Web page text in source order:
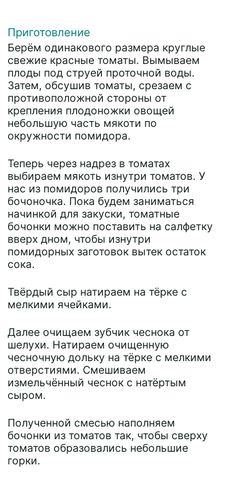
Приготовление
Берём одинакового размера круглые
свежие красные томаты. Вымываем
плоды под струей проточной воды.
Затем, обсушив томаты, срезаем с
противоположной стороны от
крепления плодоножки овощей
небольшую часть мякоти по
окружности помидора.
Теперь через надрез в томатах
выбираем мякоть изнутри томатов. У
нас из помидоров получились три
бочоночка. Пока будем заниматься
начинкой для закуски, томатные
бочонки можно поставить на салфетку
вверх дном, чтобы изнутри
помидорных заготовок вытек остаток
сока.
Твёрдый сыр натираем на тёрке с
мелкими ячейками.
Далее очищаем зубчик чеснока от
шелухи. Натираем очищенную
чесночную дольку на тёрке с мелкими
отверстиями. Смешиваем
измельчённый чеснок с натёртым
сыром.
Полученной смесью наполняем
бочонки из томатов так, чтобы сверху
томатов образовались небольшие
горки.